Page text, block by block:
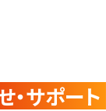
・サポート